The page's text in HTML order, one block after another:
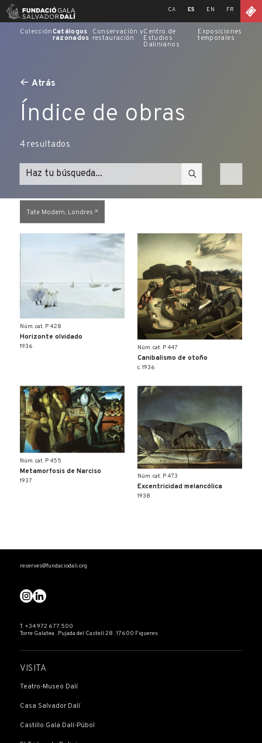
Skip
CA ES EN FR
ColecciónCatálogos
razonados
Conservación y
restauración
Centro de
Estudios
Dalinianos
Exposiciones
temporales
Atrás
Índice de obras
4 resultados
Tate Modern, Londres
Núm. cat. P 428
Horizonte olvidado
1936 Núm. cat. P 447
Canibalismo de otoño
c. 1936
Núm. cat. P 455
Metamorfosis de Narciso
1937
Núm. cat. P 473
Excentricidad melancólica
1938
reserves@fundaciodali.org
T. +34 972 677 500
Torre Galatea . Pujada del Castell 28 . 17600 Figueres
VISITA
Teatro-Museo Dalí
Casa Salvador Dalí
Castillo Gala Dalí-Púbol